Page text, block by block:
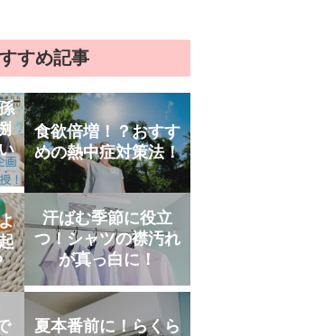
すめ記事
食欲倍増！？おすす
めの熱中症対策法！
汗ばむ季節に役立
つ！シャツの襟汚れ
が真っ白に！
夏本番前に！らくら